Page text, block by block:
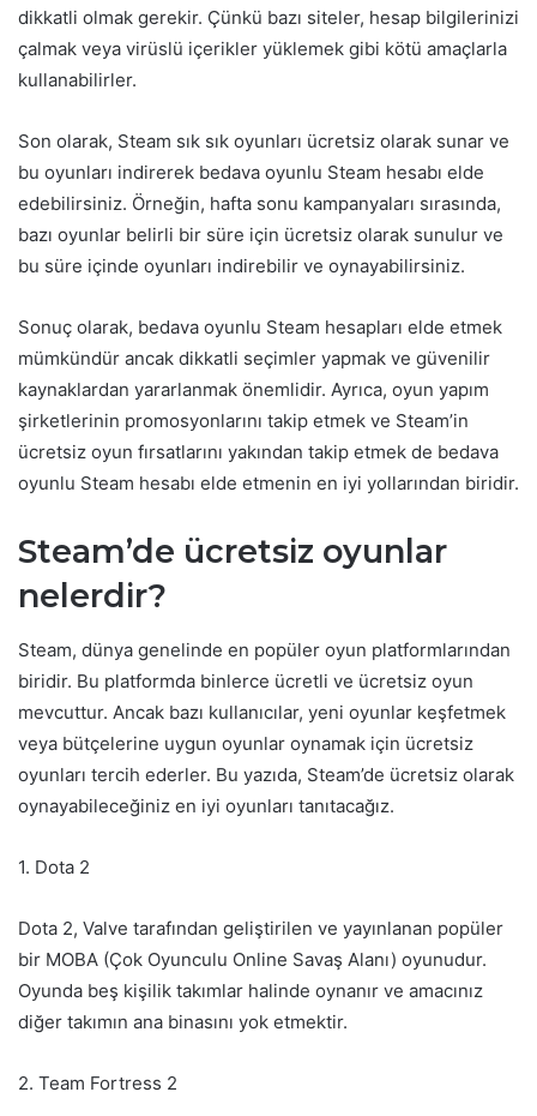
dikkatli olmak gerekir. Çünkü bazı siteler, hesap bilgilerinizi
çalmak veya virüslü içerikler yüklemek gibi kötü amaçlarla
kullanabilirler.
Son olarak, Steam sık sık oyunları ücretsiz olarak sunar ve
bu oyunları indirerek bedava oyunlu Steam hesabı elde
edebilirsiniz. Örneğin, hafta sonu kampanyaları sırasında,
bazı oyunlar belirli bir süre için ücretsiz olarak sunulur ve
bu süre içinde oyunları indirebilir ve oynayabilirsiniz.
Sonuç olarak, bedava oyunlu Steam hesapları elde etmek
mümkündür ancak dikkatli seçimler yapmak ve güvenilir
kaynaklardan yararlanmak önemlidir. Ayrıca, oyun yapım
şirketlerinin promosyonlarını takip etmek ve Steam’in
ücretsiz oyun fırsatlarını yakından takip etmek de bedava
oyunlu Steam hesabı elde etmenin en iyi yollarından biridir.
Steam’de ücretsiz oyunlar
nelerdir?
Steam, dünya genelinde en popüler oyun platformlarından
biridir. Bu platformda binlerce ücretli ve ücretsiz oyun
mevcuttur. Ancak bazı kullanıcılar, yeni oyunlar keşfetmek
veya bütçelerine uygun oyunlar oynamak için ücretsiz
oyunları tercih ederler. Bu yazıda, Steam’de ücretsiz olarak
oynayabileceğiniz en iyi oyunları tanıtacağız.
1. Dota 2
Dota 2, Valve tarafından geliştirilen ve yayınlanan popüler
bir MOBA (Çok Oyunculu Online Savaş Alanı) oyunudur.
Oyunda beş kişilik takımlar halinde oynanır ve amacınız
diğer takımın ana binasını yok etmektir.
2. Team Fortress 2